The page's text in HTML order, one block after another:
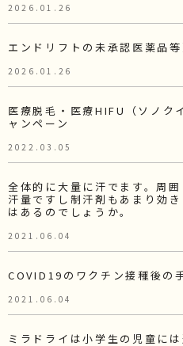
2026.01.26
エンドリフトの未承認医薬品
2026.01.26
医療脱毛・医療HIFU（ソノク
ャンペーン
2022.03.05
全体的に大量に汗でます。周
汗量ですし制汗剤もあまり効
はあるのでしょうか。
2021.06.04
COVID19のワクチン接種後の
2021.06.04
ミラドライは小学生の児童に